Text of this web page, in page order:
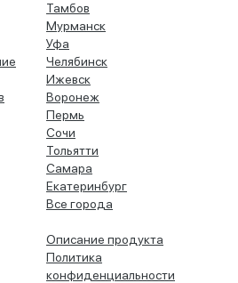
Тамбов
Мурманск
Уфа
Челябинск
Ижевск
Воронеж
Пермь
Сочи
Тольятти
Самара
Екатеринбург
Все города
Описание продукта
Политика
конфиденциальности